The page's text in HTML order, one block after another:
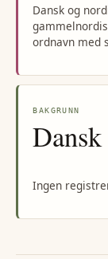
Dansk og
ordnavn med
BAKGRUNN
Ingen